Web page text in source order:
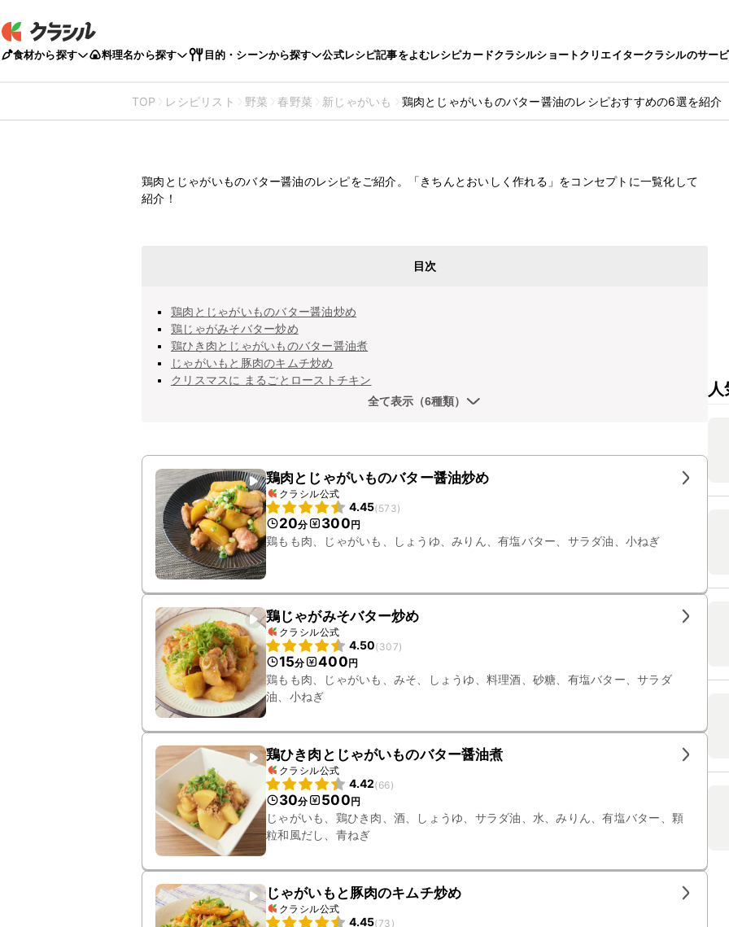
食材から探す 料理名から探す 目的・シーンから探す 公式レシピ記事をよむレシピカードクラシルショートクリエイタークラシルのサー
TOP レシピリスト 野菜 春野菜 新じゃがいも 鶏肉とじゃがいものバター醤油のレシピおすすめの6選を紹介
介
鶏肉とじゃがいものバター醤油のレシピをご紹介。「きちんとおいしく作れる」をコンセプトに一覧化して
紹介！
目次
鶏肉とじゃがいものバター醤油炒め
鶏じゃがみそバター炒め
鶏ひき肉とじゃがいものバター醤油煮
じゃがいもと豚肉のキムチ炒め
クリスマスに まるごとローストチキン
全て表示（6種類）
鶏肉とじゃがいものバター醤油炒め
クラシル公式
4.45(573)
20分 300円
鶏もも肉、じゃがいも、しょうゆ、みりん、有塩バター、サラダ油、小ねぎ
鶏じゃがみそバター炒め
クラシル公式
4.50(307)
15分 400円
鶏もも肉、じゃがいも、みそ、しょうゆ、料理酒、砂糖、有塩バター、サラダ
油、小ねぎ
鶏ひき肉とじゃがいものバター醤油煮
クラシル公式
4.42(66)
30分 500円
じゃがいも、鶏ひき肉、酒、しょうゆ、サラダ油、水、みりん、有塩バター、顆
粒和風だし、青ねぎ
じゃがいもと豚肉のキムチ炒め
クラシル公式
4.45(73 )